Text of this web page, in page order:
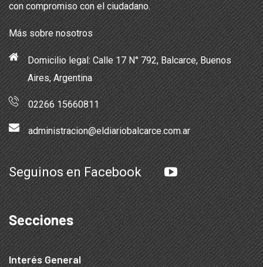
con compromiso con el ciudadano.
Más sobre nosotros
Domicilio legal: Calle 17 N° 792, Balcarce, Buenos
Aires, Argentina
02266 15660811
administracion@eldiariobalcarce.com.ar
Seguinos en Facebook
Secciones
Interés General